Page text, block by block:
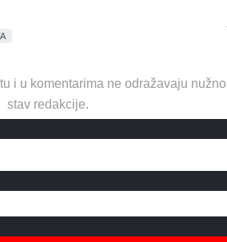
i u komentarima ne odražavaju nužno
stav redakcije.